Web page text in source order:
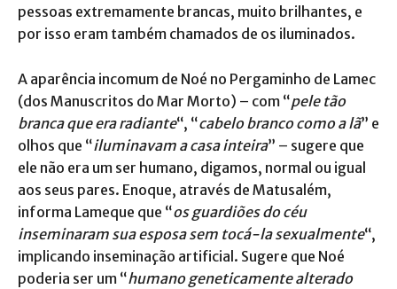
pessoas extremamente brancas, muito brilhantes, e
por isso eram também chamados de os iluminados.
A aparência incomum de Noé no Pergaminho de Lamec
(dos Manuscritos do Mar Morto) – com “pele tão
branca que era radiante“, “cabelo branco como a lã” e
olhos que “iluminavam a casa inteira” – sugere que
ele não era um ser humano, digamos, normal ou igual
aos seus pares. Enoque, através de Matusalém,
informa Lameque que “os guardiões do céu
inseminaram sua esposa sem tocá-la sexualmente“,
implicando inseminação artificial. Sugere que Noé
poderia ser um “humano geneticamente alterado